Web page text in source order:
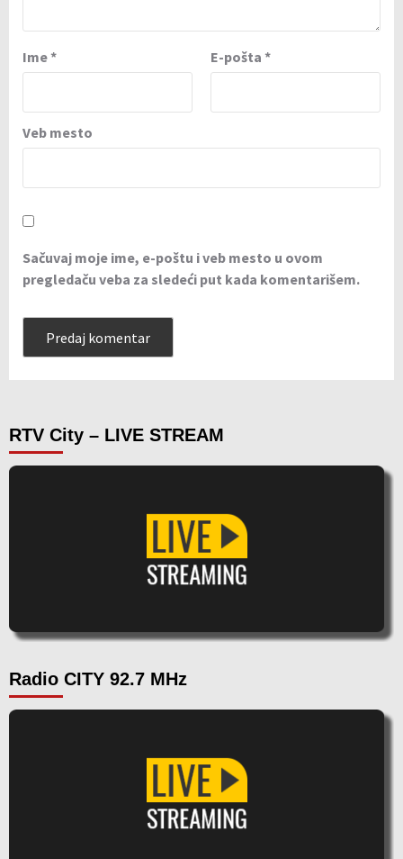
Ime* E-pošta *
Veb mesto
Sačuvaj moje ime, e-poštu i veb mesto u ovom
pregledaču veba za sledeći put kada komentarišem.
RTV City – LIVE STREAM
Radio CITY 92.7 MHz